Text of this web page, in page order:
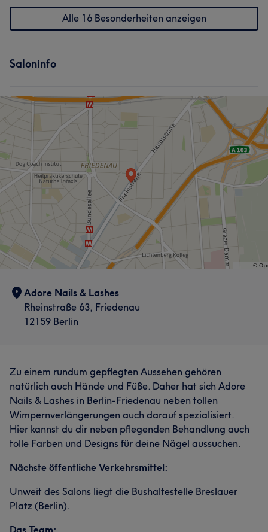
Alle 16 Besonderheiten anzeigen
Saloninfo
Adore Nails & Lashes
Rheinstraße 63, Friedenau
12159 Berlin
Zu einem rundum gepflegten Aussehen gehören
natürlich auch Hände und Füße. Daher hat sich Adore
Nails & Lashes in Berlin-Friedenau neben tollen
Wimpernverlängerungen auch darauf spezialisiert.
Hier kannst du dir neben pflegenden Behandlung auch
tolle Farben und Designs für deine Nägel aussuchen.
Nächste öffentliche Verkehrsmittel:
Unweit des Salons liegt die Bushaltestelle Breslauer
Platz (Berlin).
Das Team: